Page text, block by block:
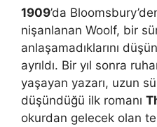
1909’da
nişanlanan Woolf, bir
anlaşamadıklarını
ayrıldı. Bir yıl sonra
yaşayan yazarı, uzun
düşündüğü ilk romanı
okurdan gelecek olan